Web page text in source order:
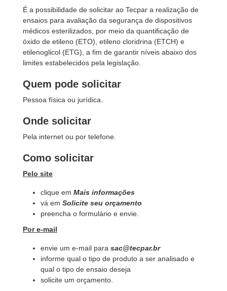
É a possibilidade de solicitar ao Tecpar a realização de
ensaios para avaliação da segurança de dispositivos
médicos esterilizados, por meio da quantificação de
óxido de etileno (ETO), etileno cloridrina (ETCH) e
etilenoglicol (ETG), a fim de garantir níveis abaixo dos
limites estabelecidos pela legislação.
Quem pode solicitar
Pessoa física ou jurídica.
Onde solicitar
Pela internet ou por telefone.
Como solicitar
Pelo site
clique em Mais informações
vá em Solicite seu orçamento
preencha o formulário e envie.
Por e-mail
envie um e-mail para sac@tecpar.br
informe qual o tipo de produto a ser analisado e
qual o tipo de ensaio deseja
solicite um orçamento.